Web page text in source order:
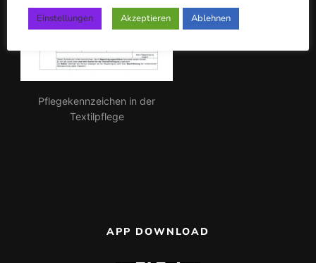
Pflegekennzeichen in der
Textilpflege
APP DOWNLOAD
Einstellungen Akzeptieren Ablehnen